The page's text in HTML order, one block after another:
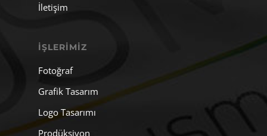
İletişim
İŞLERIMIZ
Fotoğraf
Grafik Tasarım
Logo Tasarımı
Prodüksiyon